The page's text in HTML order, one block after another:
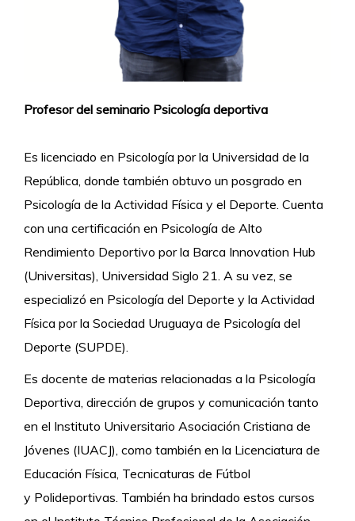
Profesor del seminario Psicología deportiva
Es licenciado en Psicología por la Universidad de la
República, donde también obtuvo un posgrado en
Psicología de la Actividad Física y el Deporte. Cuenta
con una certificación en Psicología de Alto
Rendimiento Deportivo por la Barca Innovation Hub
(Universitas), Universidad Siglo 21. A su vez, se
especializó en Psicología del Deporte y la Actividad
Física por la Sociedad Uruguaya de Psicología del
Deporte (SUPDE).
Es docente de materias relacionadas a la Psicología
Deportiva, dirección de grupos y comunicación tanto
en el Instituto Universitario Asociación Cristiana de
Jóvenes (IUACJ), como también en la Licenciatura de
Educación Física, Tecnicaturas de Fútbol
y Polideportivas. También ha brindado estos cursos